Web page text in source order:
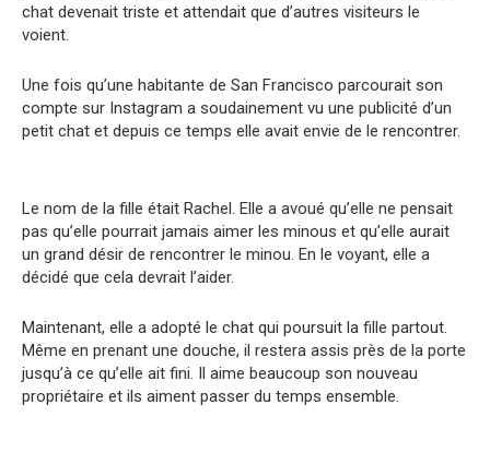
chat devenait triste et attendait que d’autres visiteurs le
voient.
Une fois qu’une habitante de San Francisco parcourait son
compte sur Instagram a soudainement vu une publicité d’un
petit chat et depuis ce temps elle avait envie de le rencontrer.
Le nom de la fille était Rachel. Elle a avoué qu’elle ne pensait
pas qu’elle pourrait jamais aimer les minous et qu’elle aurait
un grand désir de rencontrer le minou. En le voyant, elle a
décidé que cela devrait l’aider.
Maintenant, elle a adopté le chat qui poursuit la fille partout.
Même en prenant une douche, il restera assis près de la porte
jusqu’à ce qu’elle ait fini. Il aime beaucoup son nouveau
propriétaire et ils aiment passer du temps ensemble.